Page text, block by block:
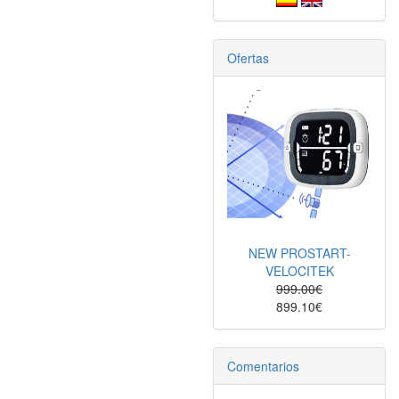
Ofertas
NEW PROSTART-
VELOCITEK
999.00€
899.10€
Comentarios